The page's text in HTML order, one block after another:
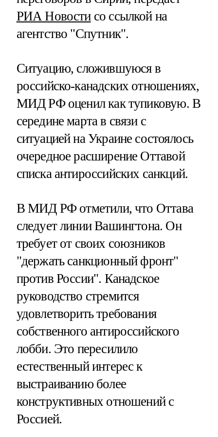
РИА Новостисо ссылкой на
агентство "Спутник".
Ситуацию, сложившуюся в
российско-канадских отношениях,
МИД РФ оценил как тупиковую. В
середине марта в связи с
ситуацией на Украине состоялось
очередное расширение Оттавой
списка антироссийских санкций.
В МИД РФ отметили, что Оттава
следует линии Вашингтона. Он
требует от своих союзников
"держать санкционный фронт"
против России". Канадское
руководство стремится
удовлетворить требования
собственного антироссийского
лобби. Это пересилило
естественный интерес к
выстраиванию более
конструктивных отношений с
Россией.